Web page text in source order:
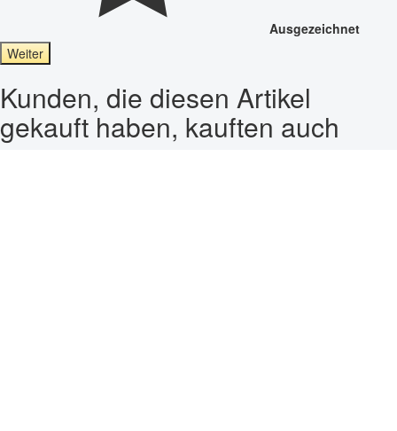
Ausgezeichnet
Weiter
Kunden, die diesen Artikel
gekauft haben, kauften auch